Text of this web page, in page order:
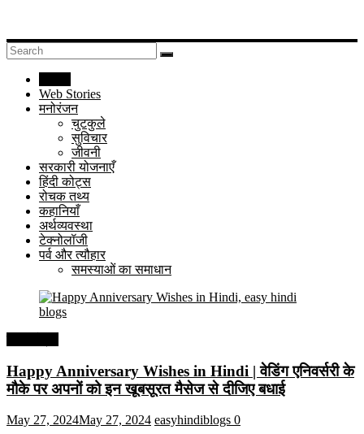
Web Stories
मनोरंजन
चुटकुले
सुविचार
जीवनी
सरकारी योजनाएँ
हिंदी कोट्स
रोचक तथ्य
कहानियाँ
अर्थव्यवस्था
टेक्नोलॉजी
पर्व और त्यौहार
समस्याओं का समाधान
Happy Anniversary Wishes in Hindi | वेडिंग एनिवर्सरी के
मौके पर अपनों को इन खूबसूरत मैसेज से दीजिए बधाई
May 27, 2024May 27, 2024 easyhindiblogs 0